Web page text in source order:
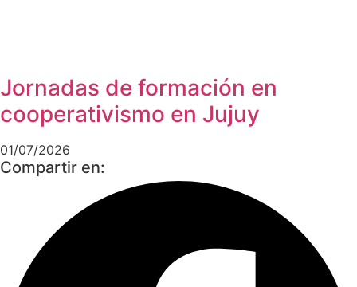
Jornadas de formación en
cooperativismo en Jujuy
01/07/2026
Compartir en: